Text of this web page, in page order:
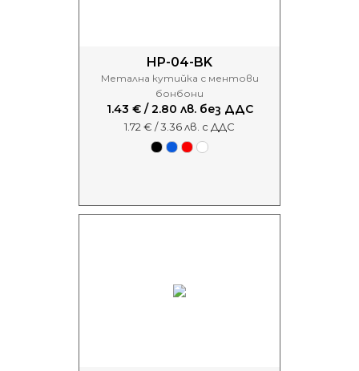
HP-04-BK
Метална кутийка с ментови
бонбони
1.43 € / 2.80 лв. без ДДС
1.72 € / 3.36 лв. с ДДС